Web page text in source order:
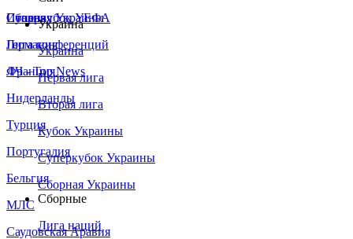
Сборная Украины
Италия
Германия
Франция
Нидерланды
Турция
Португалия
Бельгия
МЛС
Саудовская Аравия
Суперкубок УЕФА
Лига конференций
ЛЧ - Top News
Украина
Украина
Первая лига
Вторая лига
Кубок Украины
Суперкубок Украины
Сборная Украины
Сборные
Лига наций